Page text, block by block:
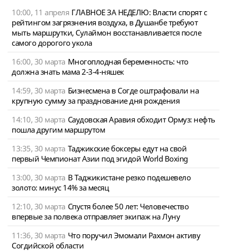
10:00, 11 апреля ГЛАВНОЕ ЗА НЕДЕЛЮ: Власти спорят с
рейтингом загрязнения воздуха, в Душанбе требуют
мыть маршрутки, Сулаймон восстанавливается после
самого дорогого укола
16:00, 30 марта Многоплодная беременность: что
должна знать мама 2-3-4-няшек
14:59, 30 марта Бизнесмена в Согде оштрафовали на
крупную сумму за празднование дня рождения
14:10, 30 марта Саудовская Аравия обходит Ормуз: нефть
пошла другим маршрутом
13:35, 30 марта Таджикские боксеры едут на свой
первый Чемпионат Азии под эгидой World Boxing
13:00, 30 марта В Таджикистане резко подешевело
золото: минус 14% за месяц
12:10, 30 марта Спустя более 50 лет: Человечество
впервые за полвека отправляет экипаж на Луну
11:36, 30 марта Что поручил Эмомали Рахмон активу
Согдийской области